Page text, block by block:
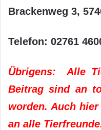
Brackenweg 3,
Telefon: 02761
Übrigens: Alle
Beitrag sind an
worden. Auch
an alle